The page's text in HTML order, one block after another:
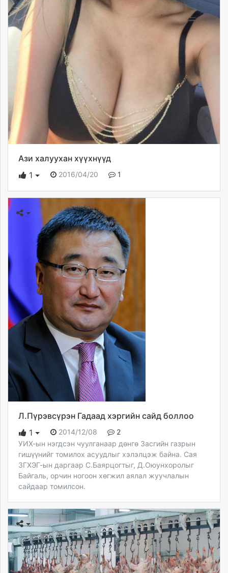
Ази халуухан хүүхнүүд
1
2016/04/20 1
Л.Пүрэвсүрэн Гадаад хэргийн сайд боллоо
1
2014/12/08
2
УИХ-ын нэгдсэн чуулганаар дөнгө Засгийн газрын
гишүүнийг томилох асуудлыг хэлэлцэж байна. Сая
ЗГХЭГ-ын даргаар С.Баярцогтыг, Д.Оюунхоролыг
Байгаль, орчин ногоон хөгжил аялал жуучлалын
сайдаар томилсон.